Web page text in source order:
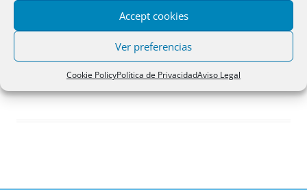
Accept cookies
Ver preferencias
Cookie PolicyPolítica de PrivacidadAviso Legal
Acceder
Registro
¿Has olvidado tu contraseña?